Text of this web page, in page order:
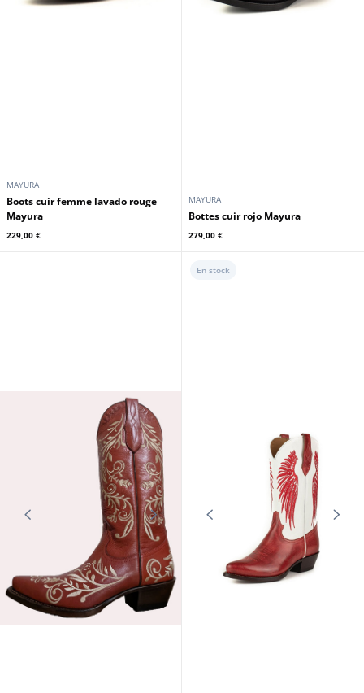
MAYURA
Boots cuir femme lavado rouge
Mayura
229,00 €
MAYURA
Bottes cuir rojo Mayura
279,00 €
En stock